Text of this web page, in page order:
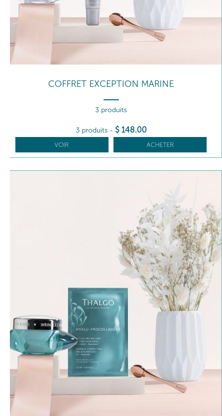
COFFRET EXCEPTION MARINE
3 produits
3 produits - $ 148.00
VOIR ACHETER